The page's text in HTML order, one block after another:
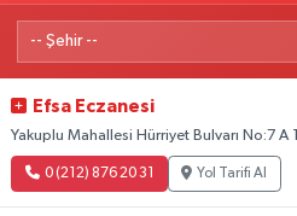
Efsa Eczanesi
Yakuplu Mahallesi Hürriyet Bulvarı No:7 A 1
0 (212) 876 20 31 Yol Tarifi Al